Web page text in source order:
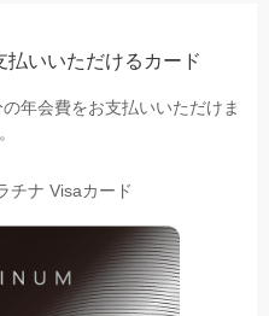
いいただけるカード
年会費をお⽀払いいただけま
チナ Visaカード